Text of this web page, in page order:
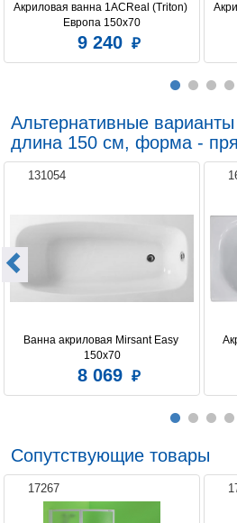
Акриловая ванна 1ACReal (Triton)
Европа 150x70
9 240
Альтернативные
длина 150 см, форма -
131054
Ванна акриловая Mirsant Easy
150х70
8 069
Сопутствующие товары
17267